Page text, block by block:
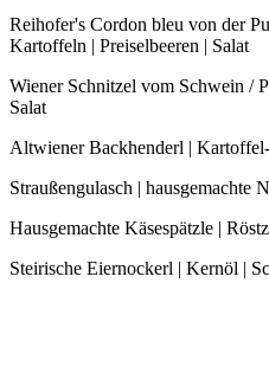
Reihofer's Cordon bleu von der
Kartoffeln | Preiselbeeren | Salat
Wiener Schnitzel vom Schwein /
Salat
Altwiener Backhenderl |
Straußengulasch | hausgemachte
Hausgemachte Käsespätzle |
Steirische Eiernockerl | Kernöl |